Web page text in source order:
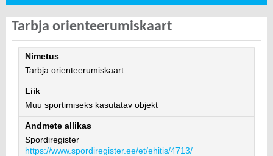
Tarbja orienteerumiskaart
Nimetus
Tarbja orienteerumiskaart
Liik
Muu sportimiseks kasutatav objekt
Andmete allikas
Spordiregister
https://www.spordiregister.ee/et/ehitis/4713/